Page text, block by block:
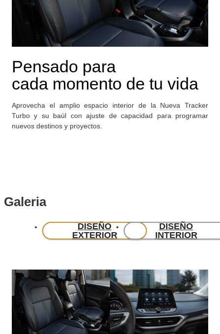
Pensado para
cada momento de tu vida
Aprovecha el amplio espacio interior de la Nueva Tracker
Turbo y su baúl con ajuste de capacidad para programar
nuevos destinos y proyectos.
Galeria
DISEÑO
EXTERIOR
DISEÑO
INTERIOR